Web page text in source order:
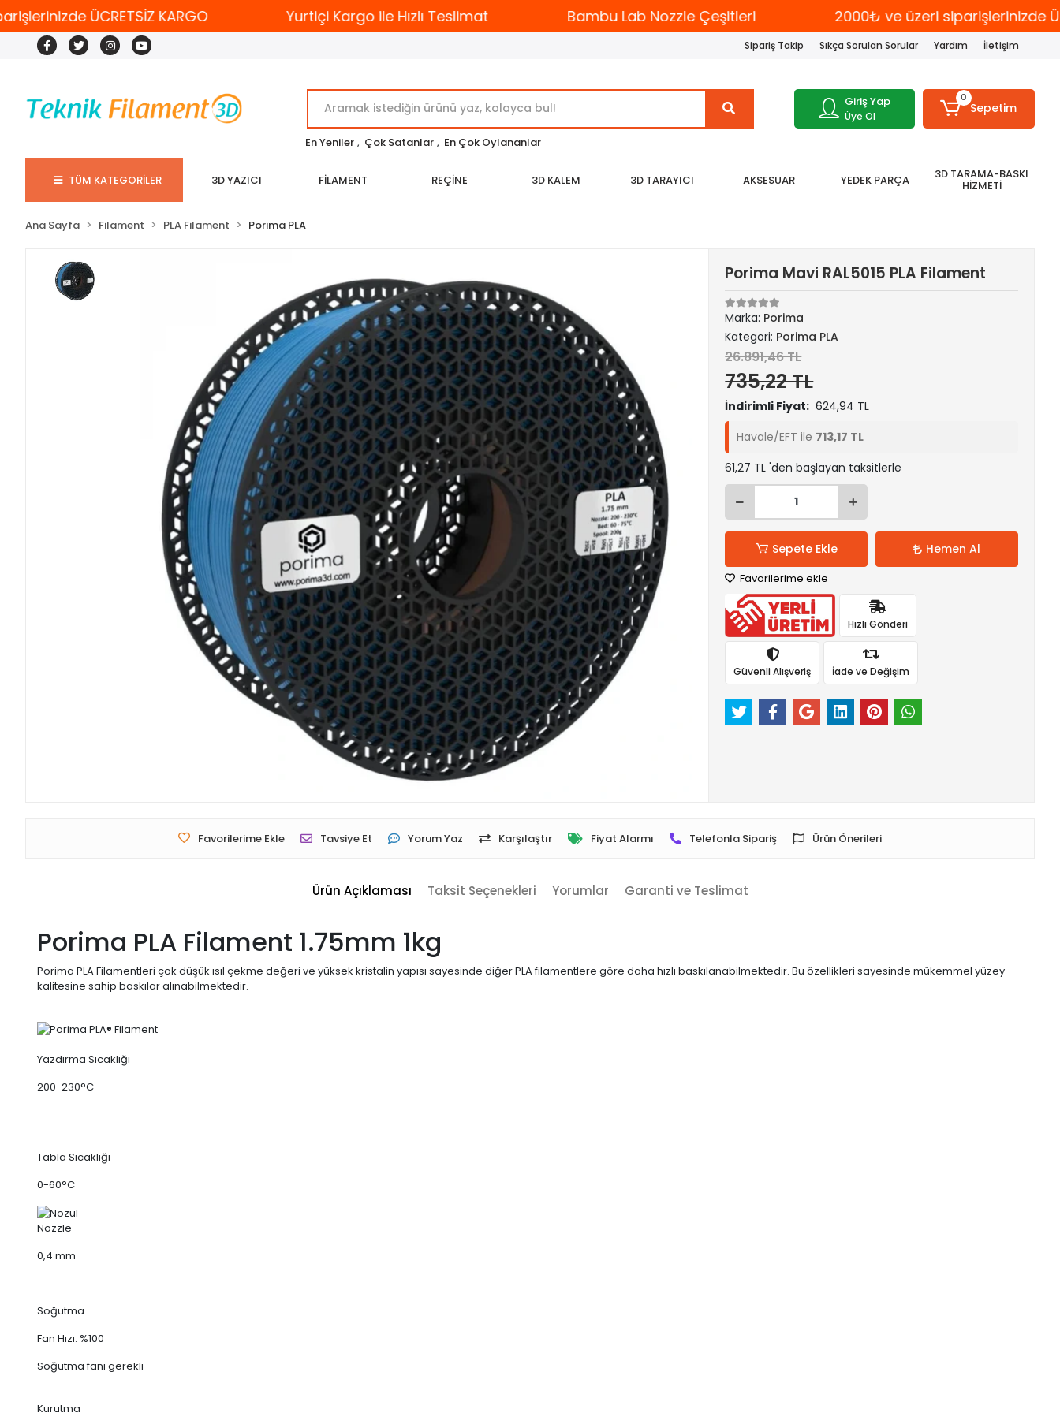
ÜCRETSİZ KARGO Yurtiçi Kargo ile Hızlı Teslimat Bambu Lab Nozzle Çeşitleri 2000₺ ve üzeri siparişlerinizde
Sipariş Takip Sıkça Sorulan Sorular Yardım İletişim
En Yeniler , Çok Satanlar , En Çok Oylananlar
Giriş Yap
Üye Ol
0
Sepetim
TÜM KATEGORİLER 3D YAZICI FİLAMENT REÇİNE 3D KALEM 3D TARAYICI AKSESUAR YEDEK PARÇA 3D TARAMA-BASKI
HİZMETİ
Ana Sayfa Filament PLA Filament Porima PLA
Porima Mavi RAL5015 PLA Filament
Marka: Porima
Kategori: Porima PLA
26.891,46 TL
735,22 TL
İndirimli Fiyat: 624,94 TL
Havale/EFT ile 713,17 TL
61,27 TL 'den başlayan taksitlerle
Sepete Ekle Hemen Al
Favorilerime ekle
Hızlı Gönderi
Güvenli Alışveriş İade ve Değişim
Favorilerime Ekle Tavsiye Et Yorum Yaz Karşılaştır Fiyat Alarmı Telefonla Sipariş Ürün Önerileri
Ürün Açıklaması Taksit Seçenekleri Yorumlar Garanti ve Teslimat
Porima PLA Filament 1.75mm 1kg
Porima PLA Filamentleri çok düşük ısıl çekme değeri ve yüksek kristalin yapısı sayesinde diğer PLA filamentlere göre daha hızlı baskılanabilmektedir. Bu özellikleri sayesinde mükemmel yüzey
kalitesine sahip baskılar alınabilmektedir.
Yazdırma Sıcaklığı
200-230°C
Tabla Sıcaklığı
0-60°C
Nozzle
0,4 mm
Soğutma
Fan Hızı: %100
Soğutma fanı gerekli
Kurutma